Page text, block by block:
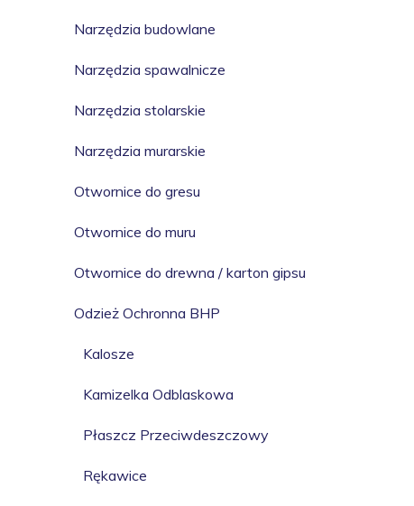
Narzędzia budowlane
Narzędzia spawalnicze
Narzędzia stolarskie
Narzędzia murarskie
Otwornice do gresu
Otwornice do muru
Otwornice do drewna / karton gipsu
Odzież Ochronna BHP
Kalosze
Kamizelka Odblaskowa
Płaszcz Przeciwdeszczowy
Rękawice